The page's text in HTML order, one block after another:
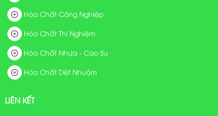
Hóa Chất Công Nghiệp
Hóa Chất Thí Nghiệm
Hóa Chất Nhựa - Cao Su
Hóa Chất Dệt Nhuộm
LIÊN KẾT